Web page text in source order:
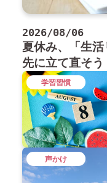
2026/08/06
夏休み、「生
先に立て直そう
学習習慣
声かけ